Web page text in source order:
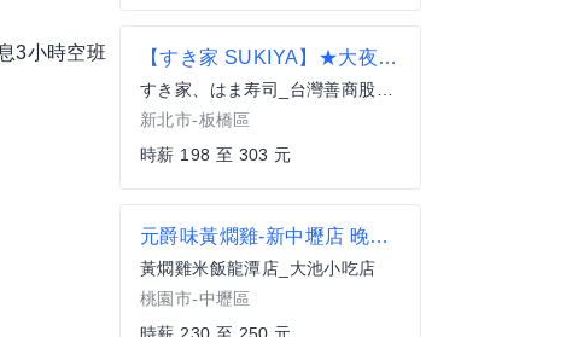
3小時空班
【すき家 SUKIYA】★大夜班時薪258元起(含全勤加津貼)★板橋府中店
すき家、はま寿司_台灣善商股份有限公司
新北市-板橋區
時薪 198 至 303 元
元爵味黃燜雞-新中壢店 晚班兼職內場
黃燜雞米飯龍潭店_大池小吃店
桃園市-中壢區